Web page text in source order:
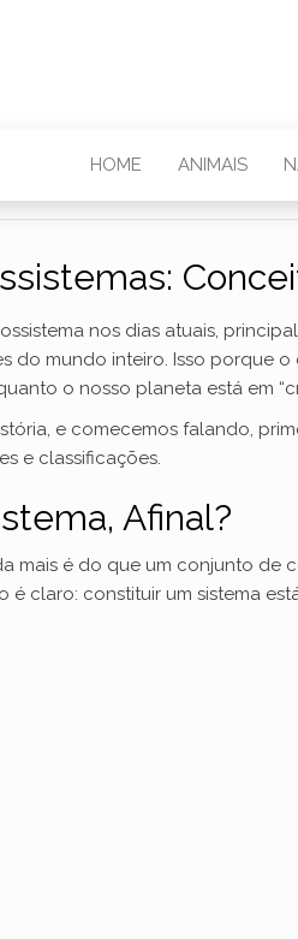
HOME ANIMAIS
nos dias atuais,
do mundo inteiro. Isso porque
o nosso planeta está em
e comecemos falando,
e classificações.
Afinal?
mais é do que um conjunto
é claro: constituir um sistema